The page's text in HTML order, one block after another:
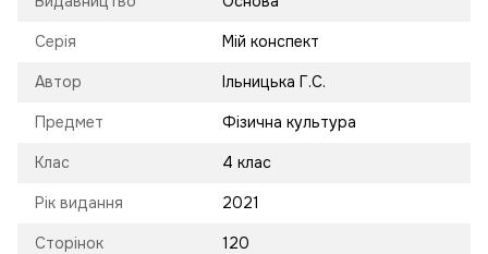
Серія Мій конспект
Автор Ільницька Г.С.
Предмет Фізична культура
Клас 4 клас
Рік видання 2021
Сторінок 120